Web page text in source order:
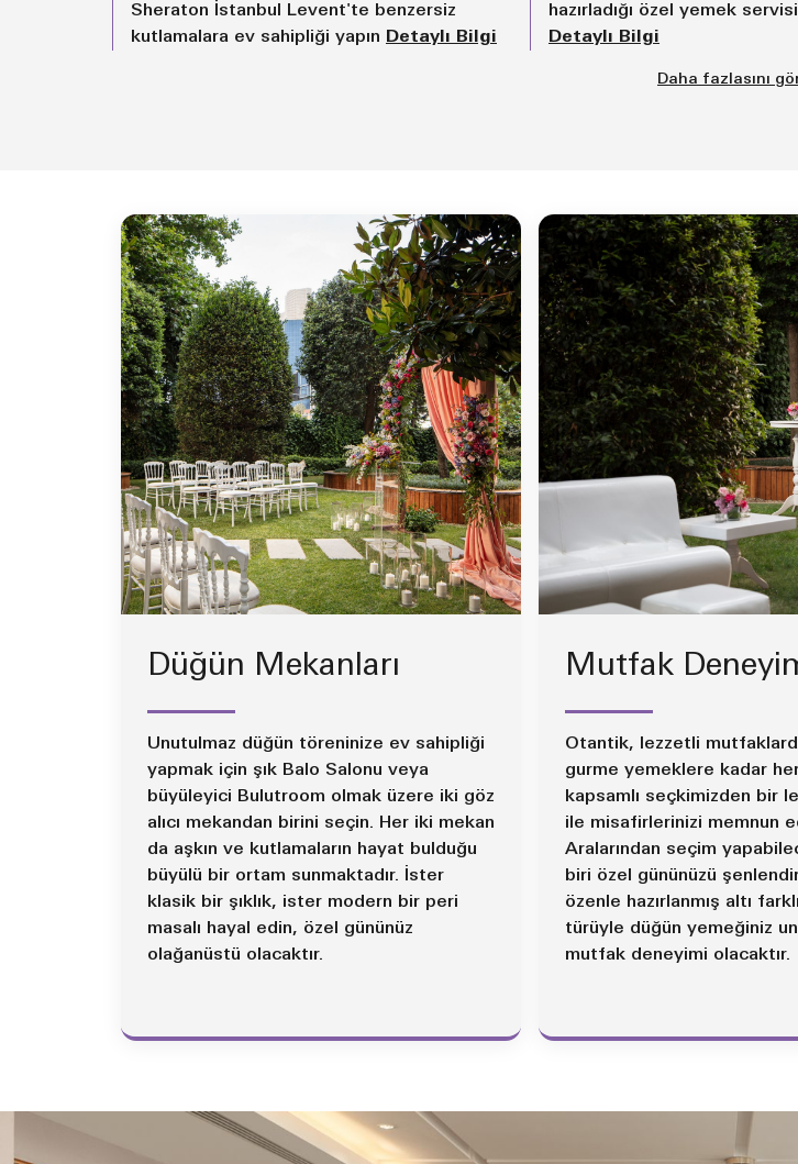
Sheraton İstanbul Levent'te benzersiz
kutlamalara ev sahipliği yapın Detaylı Bilgi
hazırladığı özel yemek
Detaylı Bilgi
Daha fazlasını
Düğün Mekanları
Unutulmaz düğün töreninize ev sahipliği
yapmak için şık Balo Salonu veya
büyüleyici Bulutroom olmak üzere iki göz
alıcı mekandan birini seçin. Her iki mekan
da aşkın ve kutlamaların hayat bulduğu
büyülü bir ortam sunmaktadır. İster
klasik bir şıklık, ister modern bir peri
masalı hayal edin, özel gününüz
olağanüstü olacaktır.
Mutfak
Otantik, lezzetli
gurme yemeklere kadar
kapsamlı seçkimizden bir
ile misafirlerinizi memnun
Aralarından seçim
biri özel gününüzü
özenle hazırlanmış altı
türüyle düğün yemeğiniz
mutfak deneyimi olacaktır.